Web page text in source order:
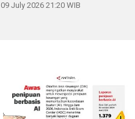
09 July 2026 21:20 WIB